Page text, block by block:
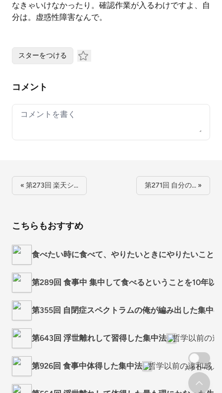
なきゃいけなかったり。確認作業が入るわけですよ、自
分は。虚惑性障害なんで。
スターをつける
コメント
Your comment
« 第273回 楽天シ… 第271回 自分の… »
こちらもおすすめ
食べたい時に食べて、やりたいときにやりたいことを
第289回 食事中 集中して食べるということを10年
第355回 自閉症スペクトラムの俺が編み出した集中
第643回 浮世離れして習得した集中法 哲学以前の違
第926回 食事中体得した集中法 哲学以前の違和感
スクロール